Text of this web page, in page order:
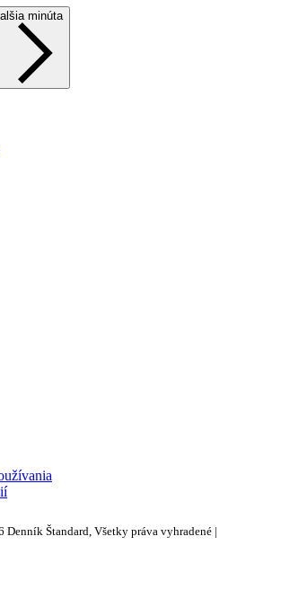
minúta
Denník Štandard, Všetky práva vyhradené |